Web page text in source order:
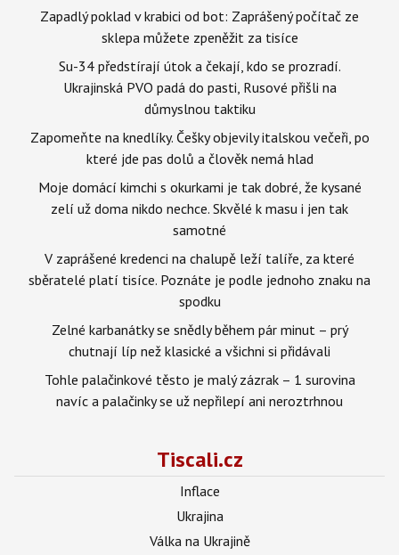
Zapadlý poklad v krabici od bot: Zaprášený počítač ze
sklepa můžete zpeněžit za tisíce
Su-34 předstírají útok a čekají, kdo se prozradí.
Ukrajinská PVO padá do pasti, Rusové přišli na
důmyslnou taktiku
Zapomeňte na knedlíky. Češky objevily italskou večeři, po
které jde pas dolů a člověk nemá hlad
Moje domácí kimchi s okurkami je tak dobré, že kysané
zelí už doma nikdo nechce. Skvělé k masu i jen tak
samotné
V zaprášené kredenci na chalupě leží talíře, za které
sběratelé platí tisíce. Poznáte je podle jednoho znaku na
spodku
Zelné karbanátky se snědly během pár minut – prý
chutnají líp než klasické a všichni si přidávali
Tohle palačinkové těsto je malý zázrak – 1 surovina
navíc a palačinky se už nepřilepí ani neroztrhnou
Tiscali.cz
Inflace
Ukrajina
Válka na Ukrajině